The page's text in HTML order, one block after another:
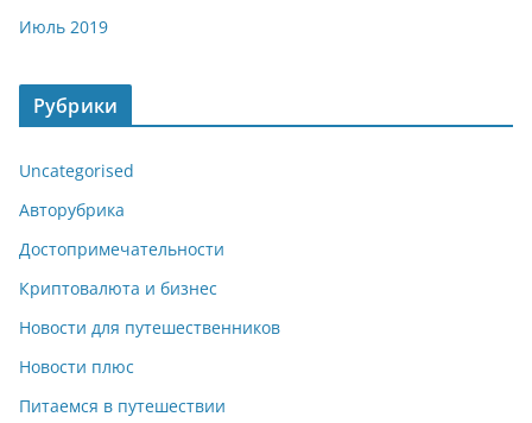
Июль 2019
Рубрики
Uncategorised
Авторубрика
Достопримечательности
Криптовалюта и бизнес
Новости для путешественников
Новости плюс
Питаемся в путешествии